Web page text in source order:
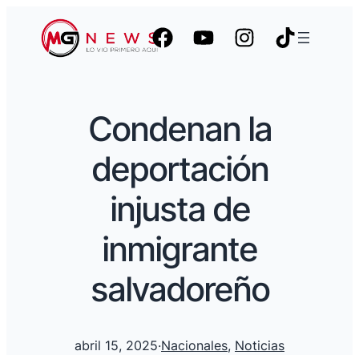
Condenan la
deportación
injusta de
inmigrante
salvadoreño
abril 15, 2025·Nacionales, Noticias